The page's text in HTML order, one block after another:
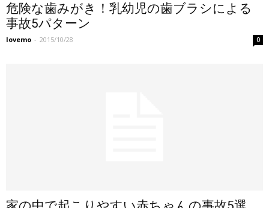
危険な歯みがき！乳幼児の歯ブラシによる
事故5パターン
lovemo - 2015/10/28 0